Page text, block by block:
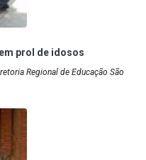
prol de idosos
Regional de Educação São